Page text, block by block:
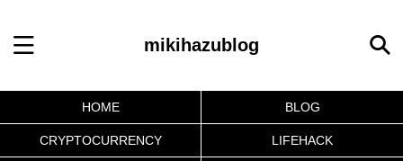
mikihazublog
HOME BLOG
CRYPTOCURRENCY LIFEHACK